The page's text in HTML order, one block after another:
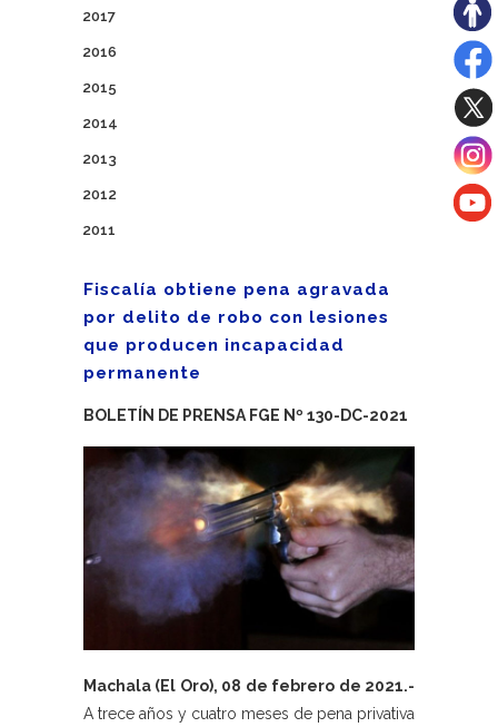
2017
2016
2015
2014
2013
2012
2011
Fiscalía obtiene pena agravada
por delito de robo con lesiones
que producen incapacidad
permanente
BOLETÍN DE PRENSA FGE Nº 130-DC-2021
Machala (El Oro), 08 de febrero de 2021.-
A trece años y cuatro meses de pena privativa